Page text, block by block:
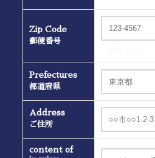
Zip Code
郵便番号
Prefectures
都道府県
Address
ご住所
content of